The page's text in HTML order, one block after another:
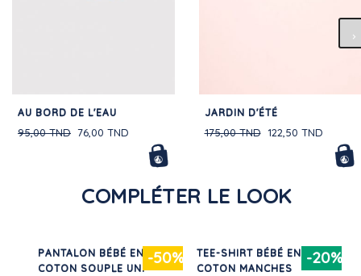
AU BORD DE L'EAU
76,00 TND
95,00 TND
JARDIN D'ÉTÉ
122,50 TND
175,00 TND
COMPLÉTER LE LOOK
-50%
PANTALON BÉBÉ EN
COTON SOUPLE UNI
-20%
TEE-SHIRT BÉBÉ EN
COTON MANCHES